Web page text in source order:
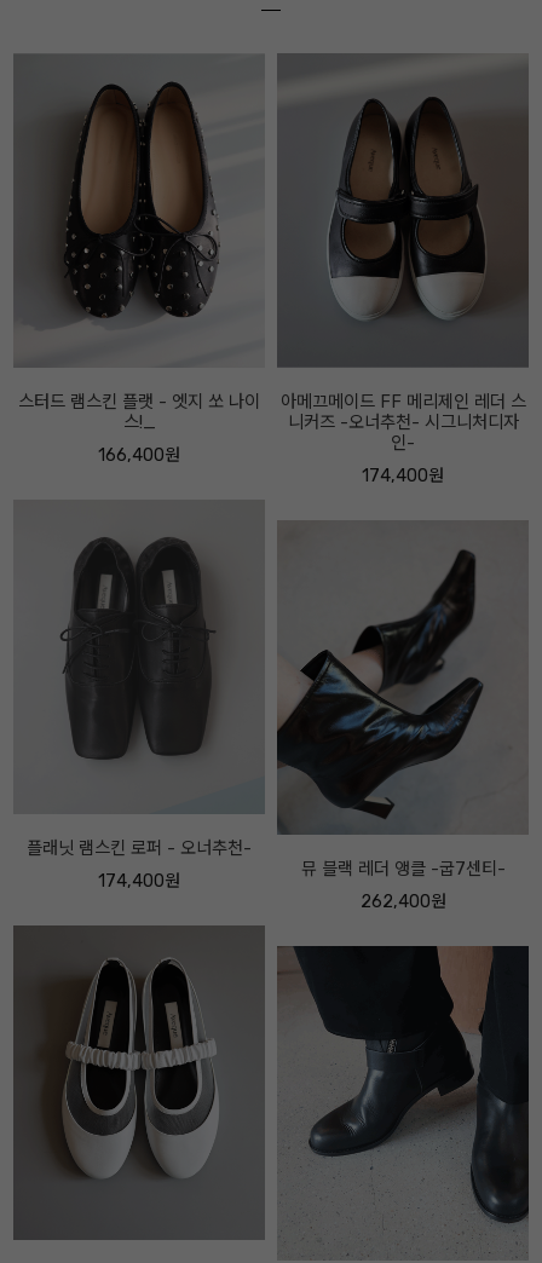
아메끄메이드 FF 메리제인 레더 스
니커즈 -오너추천- 시그니처디자
인-
뮤 블랙 레더 앵클 -굽7센티-
아베끄메이드 FF 스트링 스니커즈
베이지콤비
174,400원
니커즈 -보송퍼 ver -
182,400원